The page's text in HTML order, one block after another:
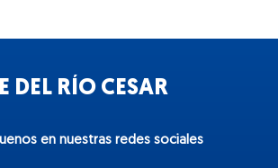
DEL RÍO CESAR
en nuestras redes sociales